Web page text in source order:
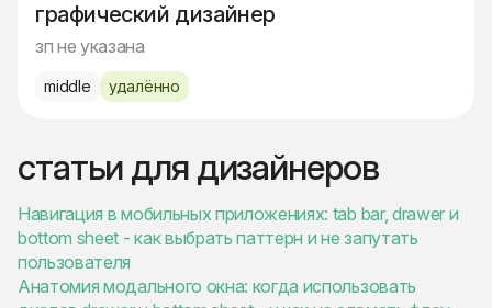
графический дизайнер
зп не указана
middle удалённо
статьи для дизайнеров
Навигация в мобильных приложениях: tab bar, drawer и
bottom sheet - как выбрать паттерн и не запутать
пользователя
Анатомия модального окна: когда использовать